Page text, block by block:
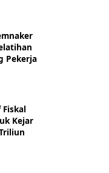
Pekerja
Kejar